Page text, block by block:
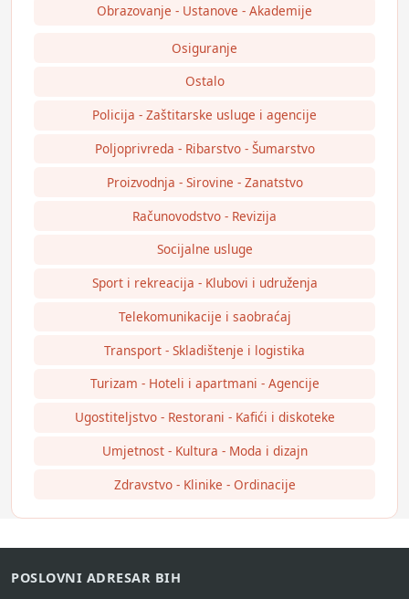
Obrazovanje - Ustanove - Akademije
Osiguranje
Ostalo
Policija - Zaštitarske usluge i agencije
Poljoprivreda - Ribarstvo - Šumarstvo
Proizvodnja - Sirovine - Zanatstvo
Računovodstvo - Revizija
Socijalne usluge
Sport i rekreacija - Klubovi i udruženja
Telekomunikacije i saobraćaj
Transport - Skladištenje i logistika
Turizam - Hoteli i apartmani - Agencije
Ugostiteljstvo - Restorani - Kafići i diskoteke
Umjetnost - Kultura - Moda i dizajn
Zdravstvo - Klinike - Ordinacije
POSLOVNI ADRESAR BIH